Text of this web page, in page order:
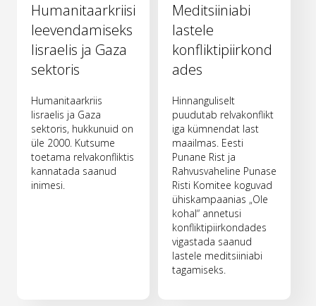
Humanitaarkriisi
leevendamiseks
Iisraelis ja Gaza
sektoris
Humanitaarkriis
Iisraelis ja Gaza
sektoris, hukkunuid on
üle 2000. Kutsume
toetama relvakonfliktis
kannatada saanud
inimesi.
Meditsiiniabi
lastele
konfliktipiirkond
ades
Hinnanguliselt
puudutab relvakonflikt
iga kümnendat last
maailmas. Eesti
Punane Rist ja
Rahvusvaheline Punase
Risti Komitee koguvad
ühiskampaanias „Ole
kohal“ annetusi
konfliktipiirkondades
vigastada saanud
lastele meditsiiniabi
tagamiseks.